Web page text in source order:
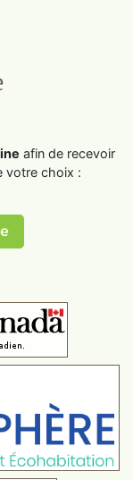
afin de recevoir
votre choix :